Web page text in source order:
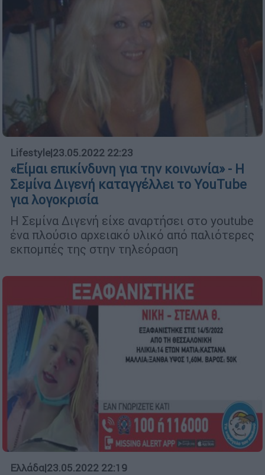
Lifestyle|23.05.2022 22:23
«Είμαι επικίνδυνη για την κοινωνία» - Η
Σεμίνα Διγενή καταγγέλλει το YouTube
για λογοκρισία
H Σεμίνα Διγενή είχε αναρτήσει στο youtube
ένα πλούσιο αρχειακό υλικό από παλιότερες
εκπομπές της στην τηλεόραση
Ελλάδα|23.05.2022 22:19